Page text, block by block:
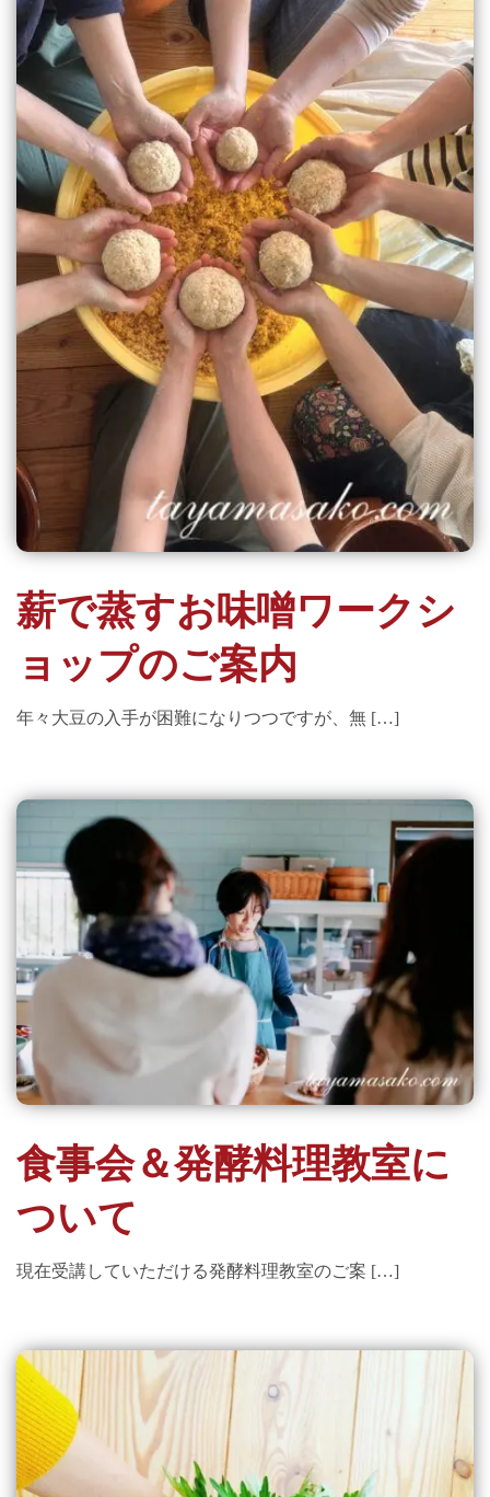
薪で蒸すお味噌ワークシ
ョップのご案内
年々大豆の入手が困難になりつつですが、無 […]
食事会＆発酵料理教室に
ついて
現在受講していただける発酵料理教室のご案 […]